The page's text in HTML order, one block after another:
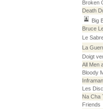
Broken
Death
Big
Bruce
Le
La
Doigt
All Men
Bloody
Inframan
Les
Na Cha
Friends